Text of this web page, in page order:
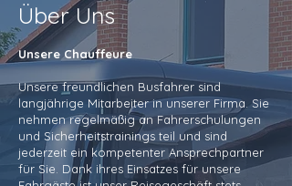
Über Uns
Unsere Chauffeure
Unsere freundlichen Busfahrer sind
langjährige Mitarbeiter in unserer Firma. Sie
nehmen regelmäßig an Fahrerschulungen
und Sicherheitstrainings teil und sind
jederzeit ein kompetenter Ansprechpartner
für Sie. Dank ihres Einsatzes für unsere